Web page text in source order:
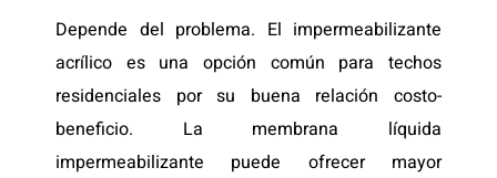
Depende del problema. El impermeabilizante
acrílico es una opción común para techos
residenciales por su buena relación costo-
beneficio. La membrana líquida
impermeabilizante puede ofrecer mayor